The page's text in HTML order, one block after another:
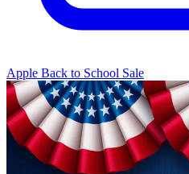
Apple Back to School Sale